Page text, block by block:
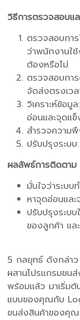
วิธีการตรวจสอบแ
ตรวจสอบกา
ว่าพนักงานใ
ต้องหรือไม่
ตรวจสอบกา
จัดส่งตรงเว
วิเคราะห์ข้อมู
อ่อนและจุดแข็
สำรวจความ
ปรับปรุงระบ
ผลลัพธ์การติดตาม
มั่นใจว่าระบบ
หาจุดอ่อนแล
ปรับปรุงระบ
ของลูกค้า แล
5 กลยุทธ์ ดังกล่า
ผสานโปรแกรมขน
พร้อมแล้ว มาเริ่ม
แบบของคุณกับ
ขนส่งสินค้าของคุณ